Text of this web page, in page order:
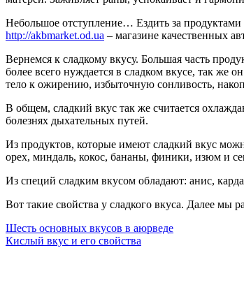
Небольшое отступление… Ездить за
http://akbmarket.od.ua – магазине качественных
Вернемся к сладкому вкусу. Большая часть
более всего нуждается в сладком вкусе, так же
тело к ожирению, избыточную сонливость,
В общем, сладкий вкус так же считается
болезнях дыхательных путей.
Из продуктов, которые имеют сладкий вкус
орех, миндаль, кокос, бананы, финики, изюм и
Из специй сладким вкусом обладают: анис,
Вот такие свойства у сладкого вкуса. Далее мы
Шесть основных вкусов в аюрведе
Кислый вкус и его свойства